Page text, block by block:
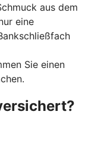
aus dem
eine
Sie einen